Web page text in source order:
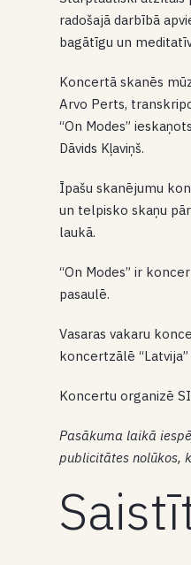
radošajā darbībā
bagātīgu un
Koncertā skanēs
Arvo Perts,
“On Modes”
Dāvids Kļaviņš.
Īpašu skanējumu
un telpisko skaņu
laukā.
“On Modes” ir
pasaulē.
Vasaras vakaru
koncertzālē
Koncertu organizē
Pasākuma laikā
publicitātes nolūkos,